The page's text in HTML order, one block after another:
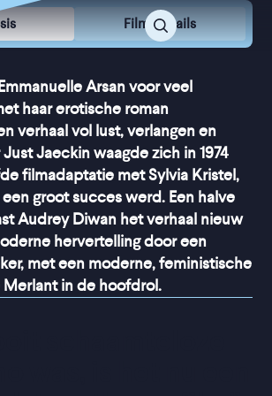
Film Details
Arsan voor veel
haar erotische roman
verhaal vol lust, verlangen en
Just Jaeckin waagde zich in 1974
filmadaptatie met Sylvia Kristel,
groot succes werd. Een halve
Audrey Diwan het verhaal nieuw
hervertelling door een
met een moderne, feministische
Merlant in de hoofdrol.